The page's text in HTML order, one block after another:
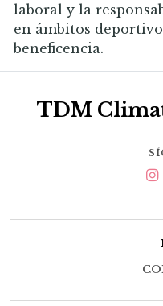
laboral y la
en ámbitos
beneficencia.
TDM